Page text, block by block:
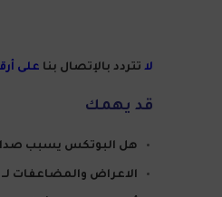
لا تتردد بالإتصال بنا على
قد يهمك
هل البوتكس يسبب
الاعراض والمضاعفات